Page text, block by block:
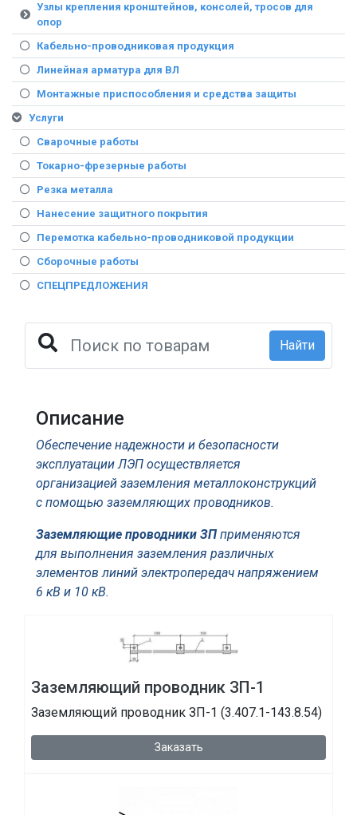
Узлы крепления кронштейнов, консолей, тросов для
опор
Кабельно-проводниковая продукция
Линейная арматура для ВЛ
Монтажные приспособления и средства защиты
Услуги
Сварочные работы
Токарно-фрезерные работы
Резка металла
Нанесение защитного покрытия
Перемотка кабельно-проводниковой продукции
Сборочные работы
СПЕЦПРЕДЛОЖЕНИЯ
Найти
Описание
Обеспечение надежности и безопасности
эксплуатации ЛЭП осуществляется
организацией заземления металлоконструкций
с помощью заземляющих проводников.
Заземляющие проводники ЗП применяются
для выполнения заземления различных
элементов линий электропередач напряжением
6 кВ и 10 кВ.
Заземляющий проводник ЗП-1
Заземляющий проводник ЗП-1 (3.407.1-143.8.54)
Заказать